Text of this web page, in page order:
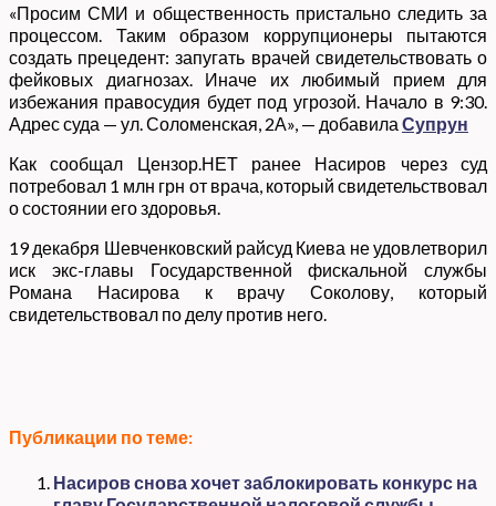
«Просим СМИ и общественность пристально следить за
процессом. Таким образом коррупционеры пытаются
создать прецедент: запугать врачей свидетельствовать о
фейковых диагнозах. Иначе их любимый прием для
избежания правосудия будет под угрозой. Начало в 9:30.
Адрес суда — ул. Соломенская, 2А», — добавила Супрун
Как сообщал Цензор.НЕТ ранее Насиров через суд
потребовал 1 млн грн от врача, который свидетельствовал
о состоянии его здоровья.
19 декабря Шевченковский райсуд Киева не удовлетворил
иск экс-главы Государственной фискальной службы
Романа Насирова к врачу Соколову, который
свидетельствовал по делу против него.
Публикации по теме:
Насиров снова хочет заблокировать конкурс на